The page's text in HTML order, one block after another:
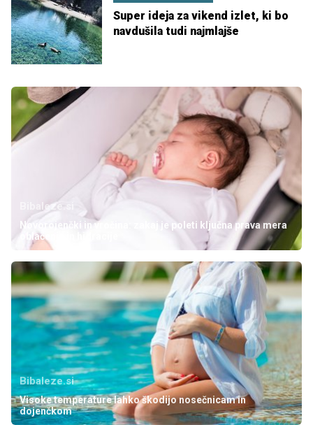
Super ideja za vikend izlet, ki bo
navdušila tudi najmlajše
Bibaleze.si
Novorojenčki in vročina: zakaj je poleti ključna prava mera
oblačenja in hidracije
Bibaleze.si
Visoke temperature lahko škodijo nosečnicam in
dojenčkom